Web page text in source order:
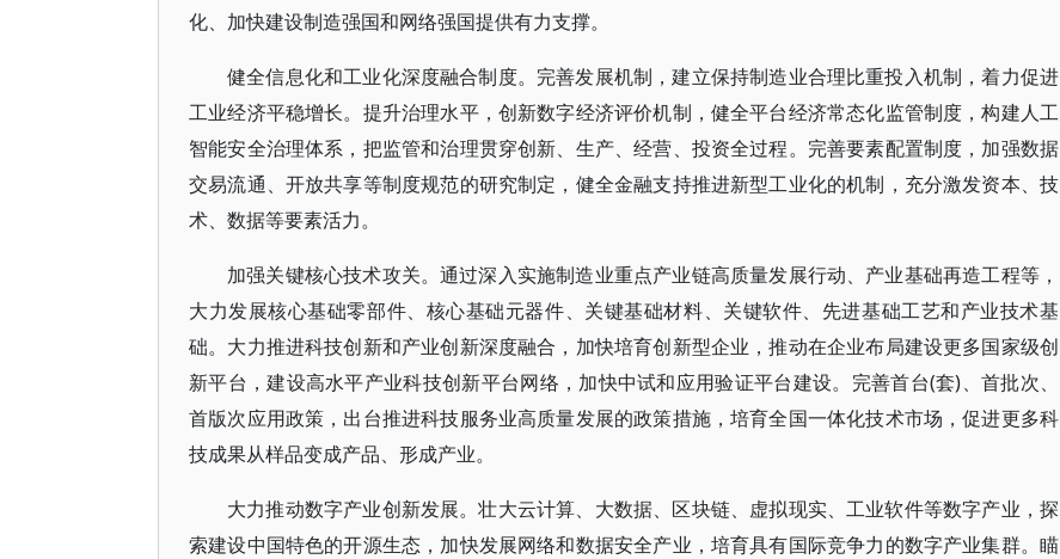
化、加快建设制造强国和网络强国提供有力支撑。
健全信息化和工业化深度融合制度。完善发展机制，建立保持制造业合理比重投入机制，着力促进
工业经济平稳增长。提升治理水平，创新数字经济评价机制，健全平台经济常态化监管制度，构建人工
智能安全治理体系，把监管和治理贯穿创新、生产、经营、投资全过程。完善要素配置制度，加强数据
交易流通、开放共享等制度规范的研究制定，健全金融支持推进新型工业化的机制，充分激发资本、技
术、数据等要素活力。
加强关键核心技术攻关。通过深入实施制造业重点产业链高质量发展行动、产业基础再造工程等，
大力发展核心基础零部件、核心基础元器件、关键基础材料、关键软件、先进基础工艺和产业技术基
础。大力推进科技创新和产业创新深度融合，加快培育创新型企业，推动在企业布局建设更多国家级创
新平台，建设高水平产业科技创新平台网络，加快中试和应用验证平台建设。完善首台(套)、首批次、
首版次应用政策，出台推进科技服务业高质量发展的政策措施，培育全国一体化技术市场，促进更多科
技成果从样品变成产品、形成产业。
大力推动数字产业创新发展。壮大云计算、大数据、区块链、虚拟现实、工业软件等数字产业，探
索建设中国特色的开源生态，加快发展网络和数据安全产业，培育具有国际竞争力的数字产业集群。瞄